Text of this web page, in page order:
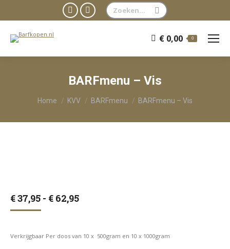
Facebook
in
window
WhatsApp
in
window
Zoeken:
€ 0,00 0
BARFmenu – Vis
Je bent hier:
Home KVV BARFmenu BARFmenu – Vis
€37,95 - € 62,95Prijsklasse:
Verkrijgbaar Per doos van 10 x 500gram en 10 x 1000gram